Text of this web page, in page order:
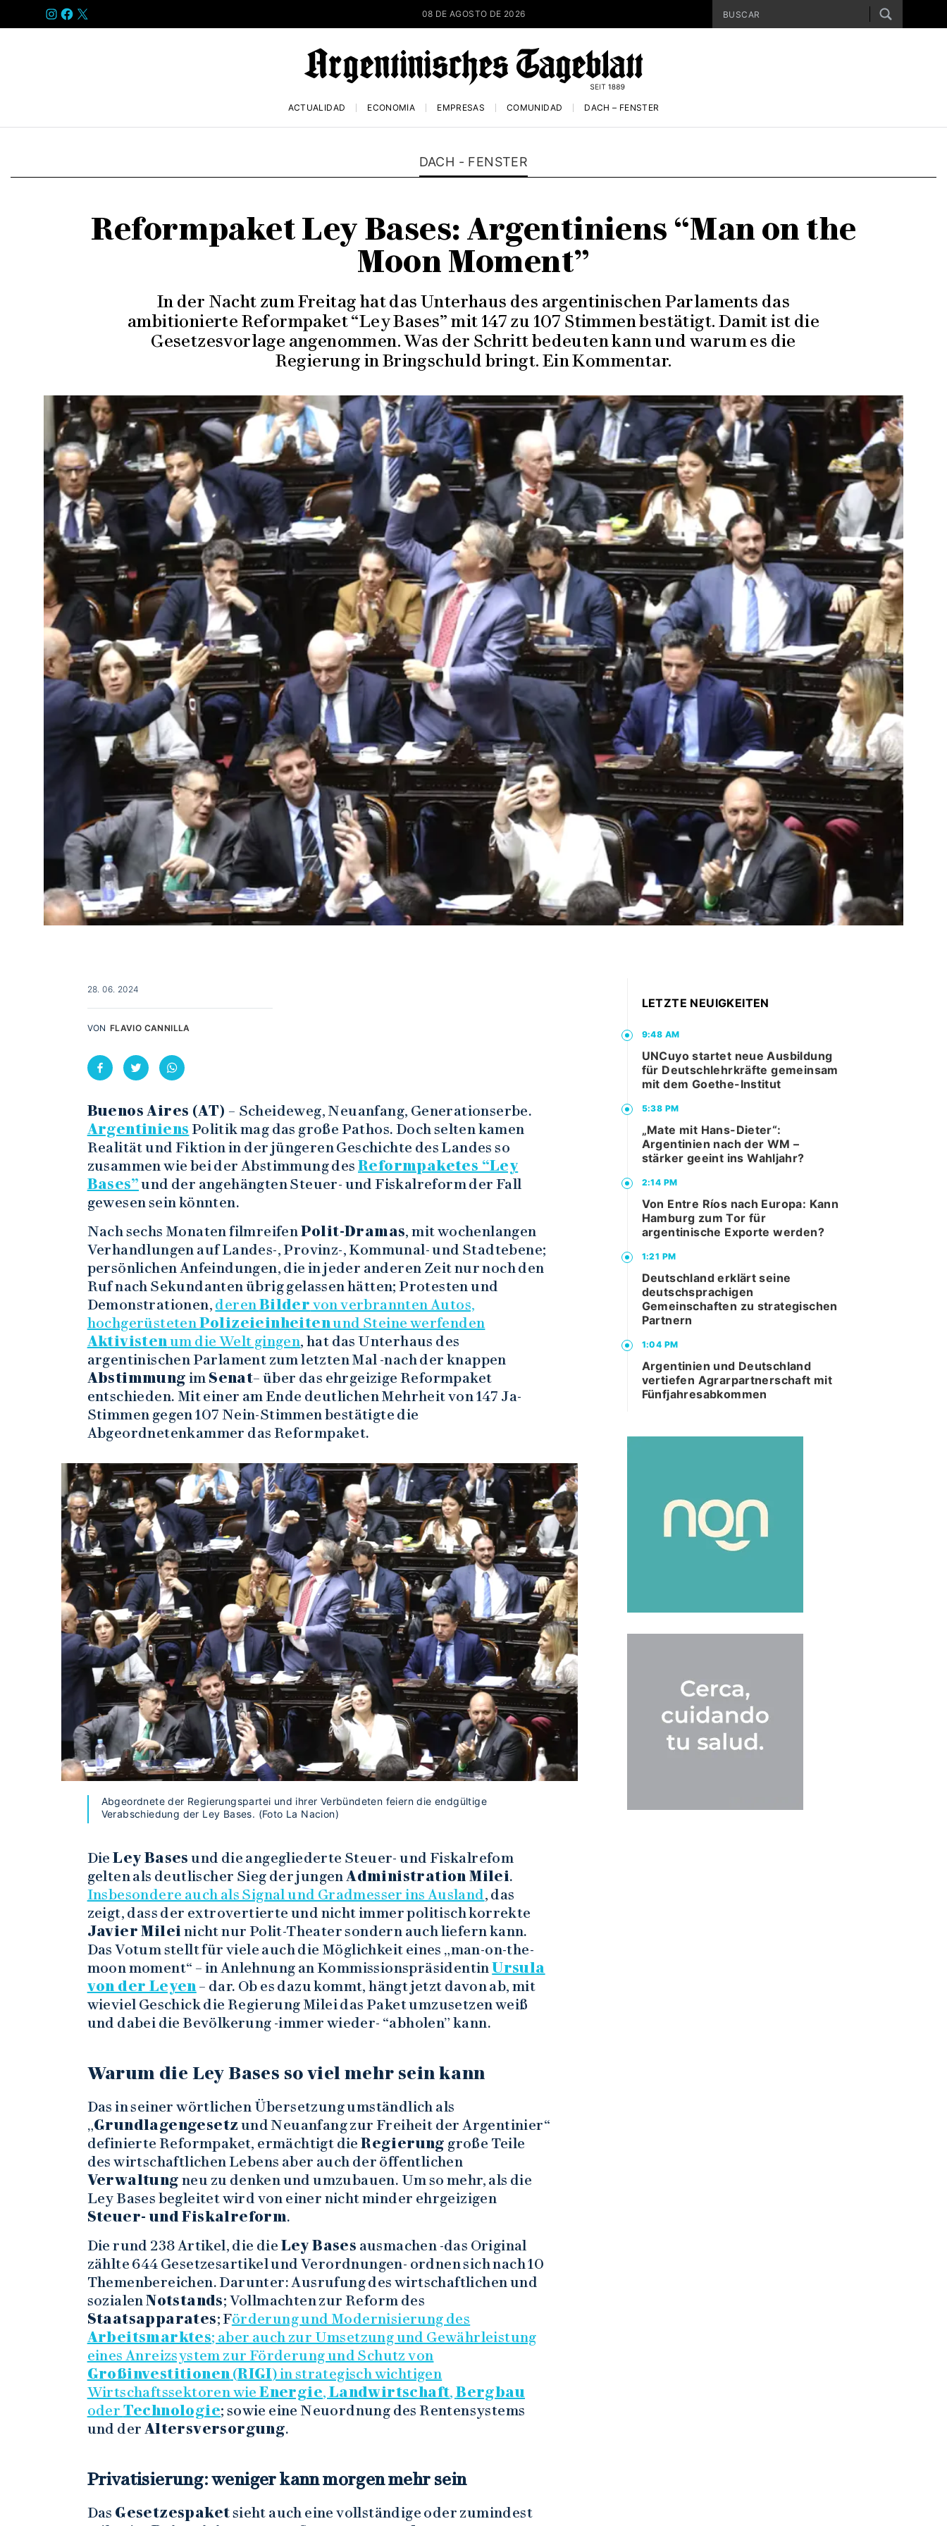
INSTAGRAM
FACEBOOK
X 08 DE AGOSTO DE 2026
ACTUALIDAD ECONOMÍA EMPRESAS COMUNIDAD DACH – FENSTER
DACH - FENSTER
Reformpaket Ley Bases: Argentiniens “Man on the
Moon Moment”
In der Nacht zum Freitag hat das Unterhaus des argentinischen Parlaments das
ambitionierte Reformpaket “Ley Bases” mit 147 zu 107 Stimmen bestätigt. Damit ist die
Gesetzesvorlage angenommen. Was der Schritt bedeuten kann und warum es die
Regierung in Bringschuld bringt. Ein Kommentar.
28. 06. 2024
FLAVIO CANNILLA
VON
Buenos Aires (AT) – Scheideweg, Neuanfang, Generationserbe.
Argentiniens Politik mag das große Pathos. Doch selten kamen
Realität und Fiktion in der jüngeren Geschichte des Landes so
zusammen wie bei der Abstimmung desReformpaketes “Ley
Bases”und der angehängten Steuer- und Fiskalreform der Fall
gewesen sein könnten.
Nach sechs Monaten filmreifen Polit-Dramas, mit wochenlangen
Verhandlungen auf Landes-, Provinz-, Kommunal- und Stadtebene;
persönlichen Anfeindungen, die in jeder anderen Zeit nur noch den
Ruf nach Sekundanten übrig gelassen hätten; Protesten und
Demonstrationen, deren Bilder von verbrannten Autos,
hochgerüsteten Polizeieinheitenund Steine werfenden
Aktivisten um die Welt gingen, hat das Unterhaus des
argentinischen Parlament zum letzten Mal -nach der knappen
Abstimmung im Senat– über das ehrgeizige Reformpaket
entschieden. Mit einer am Ende deutlichen Mehrheit von 147 Ja-
Stimmen gegen 107 Nein-Stimmen bestätigte die
Abgeordnetenkammer das Reformpaket.
Abgeordnete der Regierungspartei und ihrer Verbündeten feiern die endgültige
Verabschiedung der Ley Bases. (Foto La Nacion)
DieLey Bases und die angegliederte Steuer- und Fiskalrefom
gelten als deutlischer Sieg der jungenAdministration Milei.
Insbesondere auch als Signal und Gradmesser ins Ausland, das
zeigt, dass der extrovertierte und nicht immer politisch korrekte
Javier Mileinicht nur Polit-Theater sondern auch liefern kann.
Das Votum stellt für viele auch die Möglichkeit eines „man-on-the-
moon moment“ – in Anlehnung an KommissionspräsidentinUrsula
von der Leyen – dar. Ob es dazu kommt, hängt jetzt davon ab, mit
wieviel Geschick die Regierung Milei das Paket umzusetzen weiß
und dabei die Bevölkerung -immer wieder- “abholen” kann.
Warum die Ley Bases so viel mehr sein kann
Das in seiner wörtlichen Übersetzung umständlich als
„Grundlagengesetz und Neuanfang zur Freiheit der Argentinier“
definierte Reformpaket, ermächtigt dieRegierung große Teile
des wirtschaftlichen Lebens aber auch der öffentlichen
Verwaltung neu zu denken und umzubauen. Um so mehr, als die
Ley Bases begleitet wird von einer nicht minder ehrgeizigen
Steuer- und Fiskalreform.
Die rund 238 Artikel, die die Ley Bases ausmachen -das Original
zählte 644 Gesetzesartikel und Verordnungen- ordnen sich nach 10
Themenbereichen. Darunter: Ausrufung des wirtschaftlichen und
sozialenNotstands; Vollmachten zur Reform des
Staatsapparates; Förderung und Modernisierung des
Arbeitsmarktes; aber auch zur Umsetzung und Gewährleistung
eines Anreizsystem zur Förderung und Schutz von
Großinvestitionen (RIGI) in strategisch wichtigen
Wirtschaftssektoren wieEnergie, Landwirtschaft,Bergbau
oder Technologie; sowie eine Neuordnung des Rentensystems
und der Altersversorgung.
Privatisierung: weniger kann morgen mehr sein
Das Gesetzespaketsieht auch eine vollständige oder zumindest
LETZTE NEUIGKEITEN
9:48 AM
UNCuyo startet neue Ausbildung
für Deutschlehrkräfte gemeinsam
mit dem Goethe-Institut
5:38 PM
„Mate mit Hans-Dieter“:
Argentinien nach der WM –
stärker geeint ins Wahljahr?
2:14 PM
Von Entre Ríos nach Europa: Kann
Hamburg zum Tor für
argentinische Exporte werden?
1:21 PM
Deutschland erklärt seine
deutschsprachigen
Gemeinschaften zu strategischen
Partnern
1:04 PM
Argentinien und Deutschland
vertiefen Agrarpartnerschaft mit
Fünfjahresabkommen